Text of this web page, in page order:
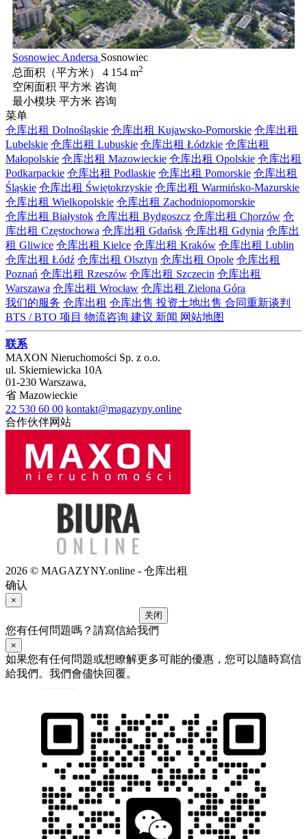
Sosnowiec Andersa Sosnowiec
总面积（平方米）
4 154 m2
空闲面积 平方米 咨询
最小模块 平方米 咨询
菜单
仓库出租 Dolnośląskie 仓库出租 Kujawsko-Pomorskie 仓库出租
Lubelskie 仓库出租 Lubuskie 仓库出租 Łódzkie 仓库出租
Małopolskie 仓库出租 Mazowieckie 仓库出租 Opolskie 仓库出租
Podkarpackie 仓库出租 Podlaskie 仓库出租 Pomorskie 仓库出租
Śląskie 仓库出租 Świętokrzyskie 仓库出租 Warmińsko-Mazurskie
仓库出租 Wielkopolskie 仓库出租 Zachodniopomorskie
仓库出租 Białystok 仓库出租 Bydgoszcz 仓库出租 Chorzów 仓
库出租 Częstochowa 仓库出租 Gdańsk 仓库出租 Gdynia 仓库出
租 Gliwice 仓库出租 Kielce 仓库出租 Kraków 仓库出租 Lublin
仓库出租 Łódź 仓库出租 Olsztyn 仓库出租 Opole 仓库出租
Poznań 仓库出租 Rzeszów 仓库出租 Szczecin 仓库出租
Warszawa 仓库出租 Wrocław 仓库出租 Zielona Góra
我们的服务 仓库出租 仓库出售 投资土地出售 合同重新谈判
BTS / BTO 项目 物流咨询 建议 新闻 网站地图
联系
MAXON Nieruchomości Sp. z o.o.
ul. Skierniewicka 10A
01-230 Warszawa,
省 Mazowieckie
22 530 60 00 kontakt@magazyny.online
合作伙伴网站
2026 © MAGAZYNY.online - 仓库出租
确认
×
关闭
您有任何問題嗎？請寫信給我們
×
如果您有任何問題或想瞭解更多可能的優惠，您可以隨時寫信
給我們。我們會儘快回覆。